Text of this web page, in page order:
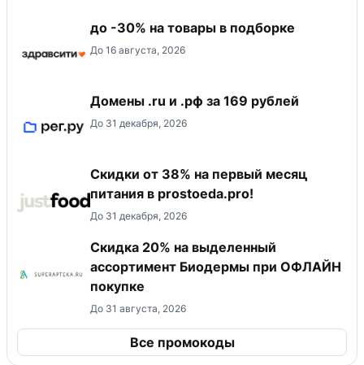
до -30% на товары в подборке
До 16 августа, 2026
Домены .ru и .рф за 169 рублей
До 31 декабря, 2026
​Скидки от 38% на первый месяц
питания в prostoeda.pro!
До 31 декабря, 2026
Скидка 20% на выделенный
ассортимент Биодермы при ОФЛАЙН
покупке
До 31 августа, 2026
Все промокоды